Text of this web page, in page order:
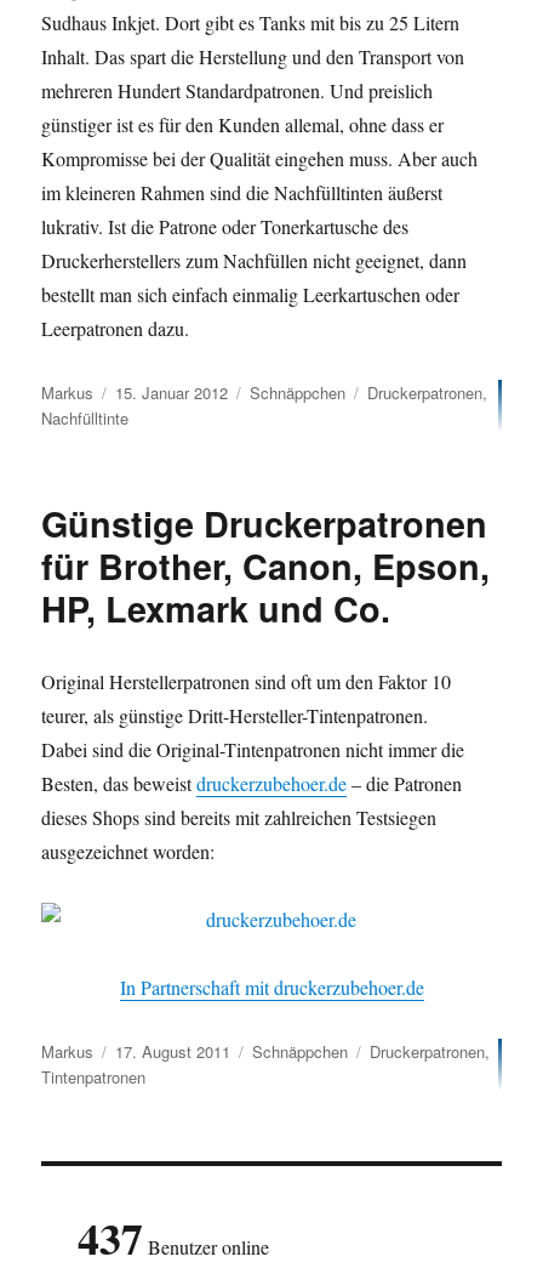
Sudhaus Inkjet. Dort gibt es Tanks mit bis zu 25 Litern
Inhalt. Das spart die Herstellung und den Transport von
mehreren Hundert Standardpatronen. Und preislich
günstiger ist es für den Kunden allemal, ohne dass er
Kompromisse bei der Qualität eingehen muss. Aber auch
im kleineren Rahmen sind die Nachfülltinten äußerst
lukrativ. Ist die Patrone oder Tonerkartusche des
Druckerherstellers zum Nachfüllen nicht geeignet, dann
bestellt man sich einfach einmalig Leerkartuschen oder
Leerpatronen dazu.
Autor
Markus
Veröffentlicht
am
15. Januar 2012 Kategorien
Schnäppchen Schlagwörter
Druckerpatronen,
Nachfülltinte
Günstige Druckerpatronen
für Brother, Canon, Epson,
HP, Lexmark und Co.
Original Herstellerpatronen sind oft um den Faktor 10
teurer, als günstige Dritt-Hersteller-Tintenpatronen.
Dabei sind die Original-Tintenpatronen nicht immer die
Besten, das beweistdruckerzubehoer.de– die Patronen
dieses Shops sind bereits mit zahlreichen Testsiegen
ausgezeichnet worden:
In Partnerschaft mit druckerzubehoer.de
Autor
Markus
Veröffentlicht
am
17. August 2011 Kategorien
Schnäppchen Schlagwörter
Druckerpatronen,
Tintenpatronen
437 Benutzer online